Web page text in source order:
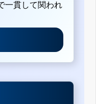
一貫して関われ